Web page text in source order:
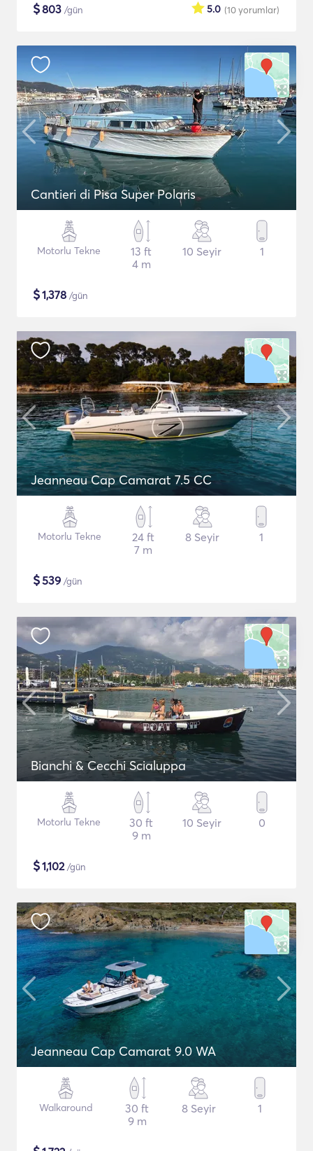
$803 /gün (10yorumlar)
5.0
Cantieri di Pisa Super Polaris
Motorlu Tekne
13 ft
4 m
10 Seyir 1
$1,378 /gün
Jeanneau Cap Camarat 7.5 CC
Motorlu Tekne
24 ft
7 m
8 Seyir 1
$539 /gün
Bianchi & Cecchi Scialuppa
Motorlu Tekne
30 ft
9 m
10 Seyir 0
$1,102/gün
Jeanneau Cap Camarat 9.0 WA
Walkaround
30 ft
9 m
8 Seyir 1